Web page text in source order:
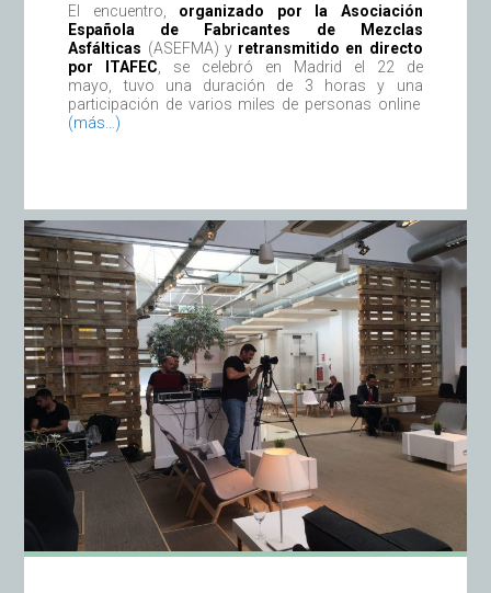
El encuentro, organizado por la Asociación
Española de Fabricantes de Mezclas
Asfálticas (ASEFMA) y retransmitido en directo
por ITAFEC , se celebró en Madrid el 22 de
mayo, tuvo una duración de 3 horas y una
participación de varios miles de personas online
(más…)